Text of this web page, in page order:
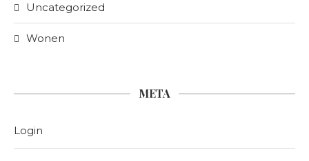
Uncategorized
Wonen
META
Login